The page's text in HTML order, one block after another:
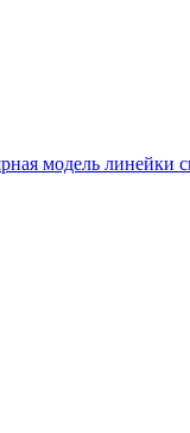
модель линейки